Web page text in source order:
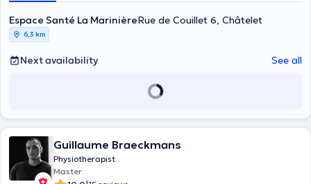
Espace Santé La MarinièreRue de Couillet 6, Châtelet
6,3 km
Next availability See all
Guillaume Braeckmans
Physiotherapist
Master